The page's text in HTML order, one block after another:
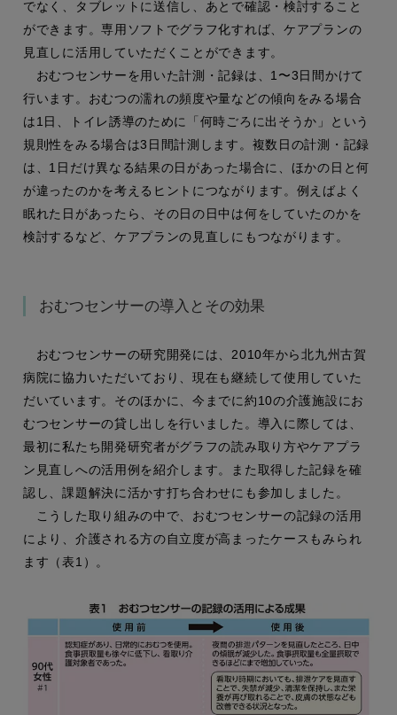
でなく、タブレットに送信し、あとで確認・検討すること
ができます。専用ソフトでグラフ化すれば、ケアプランの
見直しに活用していただくことができます。
おむつセンサーを用いた計測・記録は、1〜3日間かけて
行います。おむつの濡れの頻度や量などの傾向をみる場合
は1日、トイレ誘導のために「何時ごろに出そうか」という
規則性をみる場合は3日間計測します。複数日の計測・記録
は、1日だけ異なる結果の日があった場合に、ほかの日と何
が違ったのかを考えるヒントにつながります。例えばよく
眠れた日があったら、その日の日中は何をしていたのかを
検討するなど、ケアプランの見直しにもつながります。
おむつセンサーの導入とその効果
おむつセンサーの研究開発には、2010年から北九州古賀
病院に協力いただいており、現在も継続して使用していた
だいています。そのほかに、今までに約10の介護施設にお
むつセンサーの貸し出しを行いました。導入に際しては、
最初に私たち開発研究者がグラフの読み取り方やケアプラ
ン見直しへの活用例を紹介します。また取得した記録を確
認し、課題解決に活かす打ち合わせにも参加しました。
こうした取り組みの中で、おむつセンサーの記録の活用
により、介護される方の自立度が高まったケースもみられ
ます（表1）。